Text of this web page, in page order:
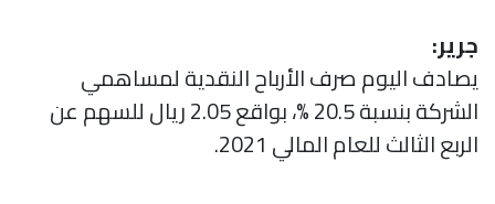
جرير:
يصادف اليوم صرف الأرباح النقدية لمساهمي
الشركة بنسبة 20.5 %، بواقع 2.05 ريال للسهم عن
الربع الثالث للعام المالي 2021.